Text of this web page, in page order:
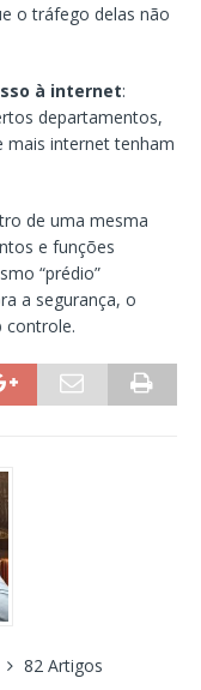
o tráfego delas não
à internet:
departamentos,
mais internet tenham
de uma mesma
e funções
“prédio”
a segurança, o
controle.
82 Artigos